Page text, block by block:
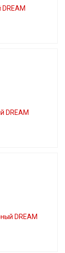
DREAM
DREAM